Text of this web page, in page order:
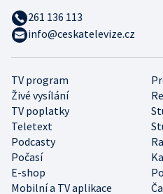
TV program
Živé vysílání
TV poplatky
Teletext
Podcasty
Počasí
E-shop
Mobilní a TV aplikace
261 136 113
info@ceskatelevize.cz